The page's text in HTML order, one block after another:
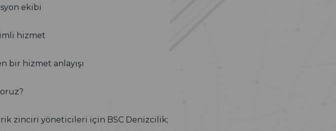
ekibi
hizmet
bir hizmet anlayışı
zinciri yöneticileri için BSC Denizcilik;